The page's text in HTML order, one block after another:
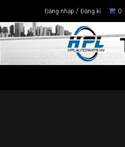
Đăng nhập / Đăng kí 0